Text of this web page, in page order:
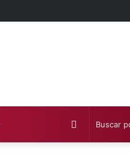
Publicación